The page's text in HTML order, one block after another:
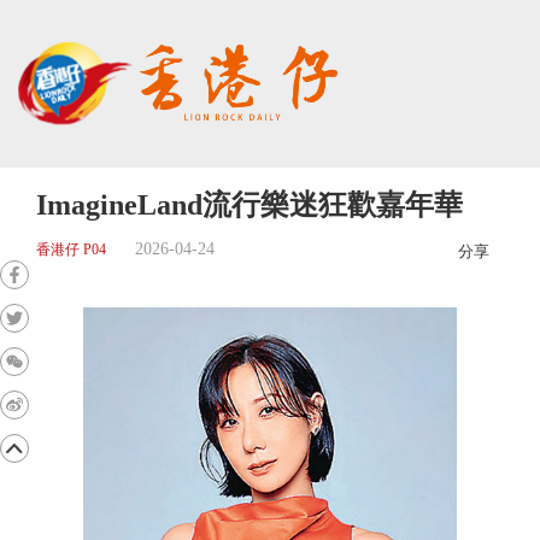
ImagineLand流行樂迷狂歡嘉年華
香港仔 P04 2026-04-24 分享